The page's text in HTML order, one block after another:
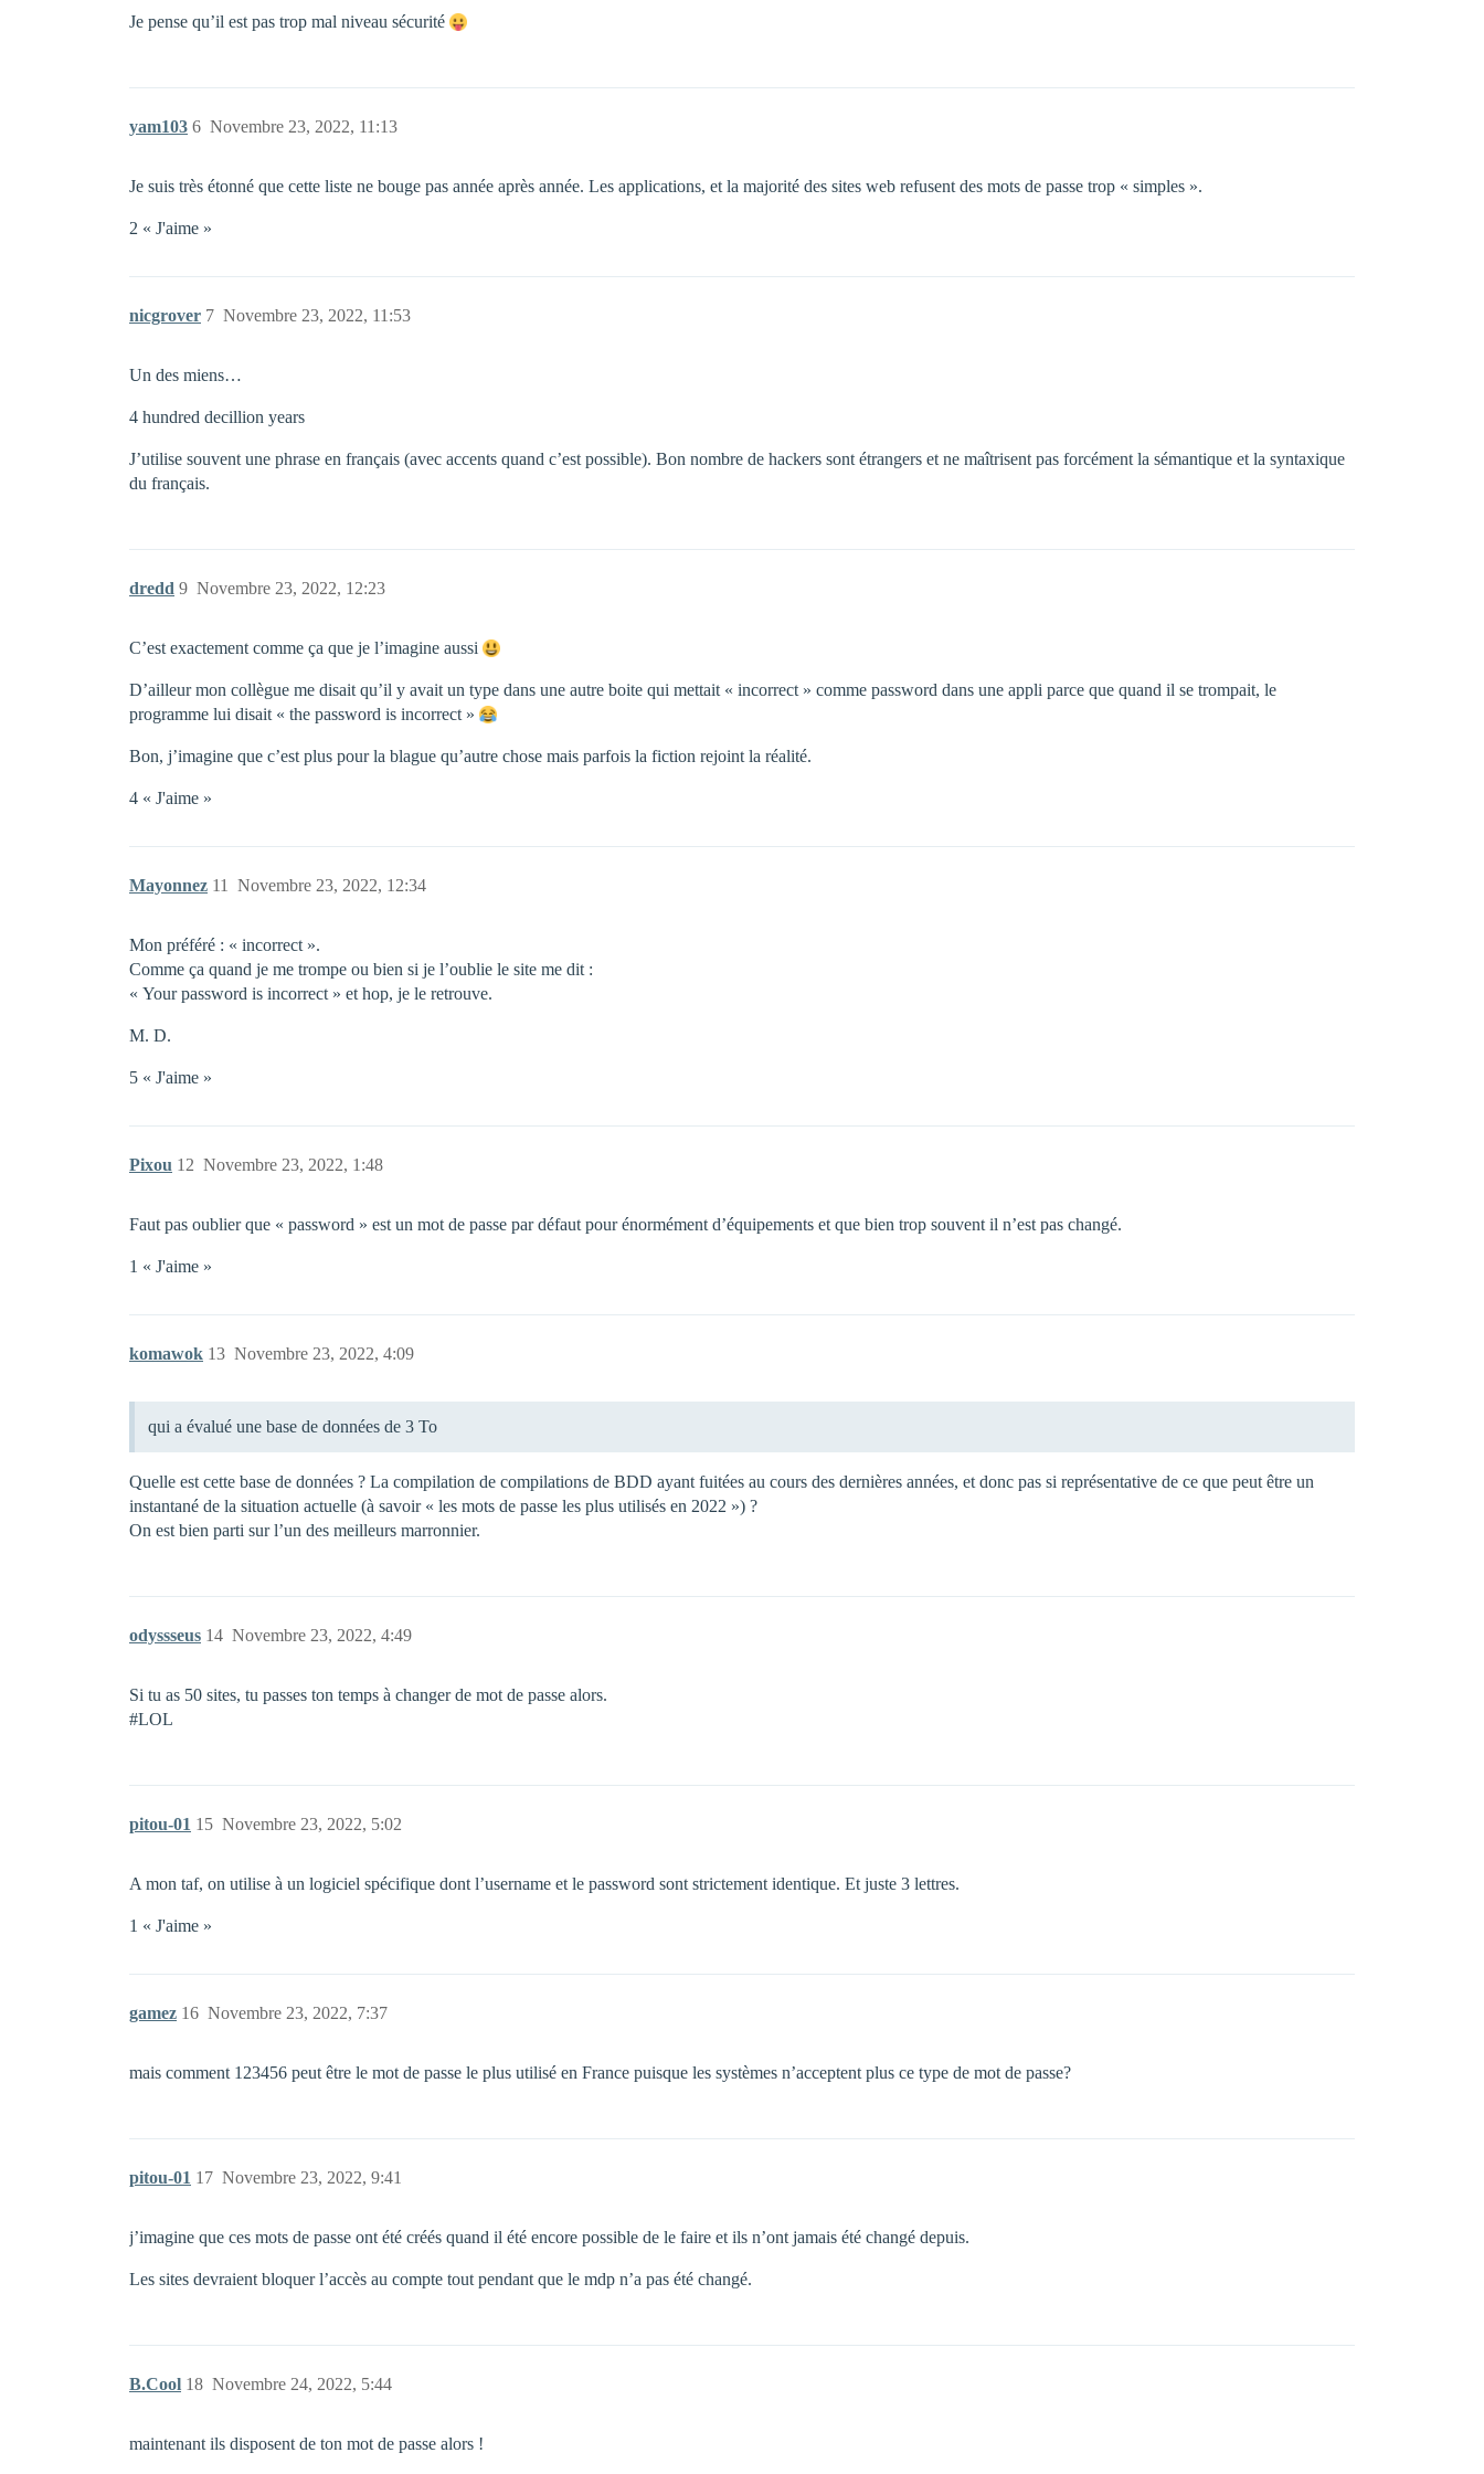
Je pense qu’il est pas trop mal niveau sécurité
yam103 Novembre 23, 2022, 11:13
6
Je suis très étonné que cette liste ne bouge pas année après année. Les applications, et la majorité des sites web refusent des mots de passe trop « simples ».
2 « J'aime »
nicgrover Novembre 23, 2022, 11:53
7
Un des miens…
4 hundred decillion years
J’utilise souvent une phrase en français (avec accents quand c’est possible). Bon nombre de hackers sont étrangers et ne maîtrisent pas forcément la sémantique et la syntaxique
du français.
dredd Novembre 23, 2022, 12:23
9
C’est exactement comme ça que je l’imagine aussi
D’ailleur mon collègue me disait qu’il y avait un type dans une autre boite qui mettait « incorrect » comme password dans une appli parce que quand il se trompait, le
programme lui disait « the password is incorrect »
Bon, j’imagine que c’est plus pour la blague qu’autre chose mais parfois la fiction rejoint la réalité.
4 « J'aime »
Mayonnez Novembre 23, 2022, 12:34
11
Mon préféré : « incorrect ».
Comme ça quand je me trompe ou bien si je l’oublie le site me dit :
« Your password is incorrect » et hop, je le retrouve.
M. D.
5 « J'aime »
Pixou Novembre 23, 2022, 1:48
12
Faut pas oublier que « password » est un mot de passe par défaut pour énormément d’équipements et que bien trop souvent il n’est pas changé.
1 « J'aime »
komawok Novembre 23, 2022, 4:09
13
qui a évalué une base de données de 3 To
Quelle est cette base de données ? La compilation de compilations de BDD ayant fuitées au cours des dernières années, et donc pas si représentative de ce que peut être un
instantané de la situation actuelle (à savoir « les mots de passe les plus utilisés en 2022 ») ?
On est bien parti sur l’un des meilleurs marronnier.
odyssseus Novembre 23, 2022, 4:49
14
Si tu as 50 sites, tu passes ton temps à changer de mot de passe alors.
#LOL
pitou-01 Novembre 23, 2022, 5:02
15
A mon taf, on utilise à un logiciel spécifique dont l’username et le password sont strictement identique. Et juste 3 lettres.
1 « J'aime »
gamez Novembre 23, 2022, 7:37
16
mais comment 123456 peut être le mot de passe le plus utilisé en France puisque les systèmes n’acceptent plus ce type de mot de passe?
pitou-01 Novembre 23, 2022, 9:41
17
j’imagine que ces mots de passe ont été créés quand il été encore possible de le faire et ils n’ont jamais été changé depuis.
Les sites devraient bloquer l’accès au compte tout pendant que le mdp n’a pas été changé.
B.Cool Novembre 24, 2022, 5:44
18
maintenant ils disposent de ton mot de passe alors !